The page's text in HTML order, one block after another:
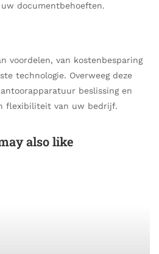
documentbehoeften.
voordelen, van kostenbesparing
technologie. Overweeg deze
beslissing en
flexibiliteit van uw bedrijf.
also like